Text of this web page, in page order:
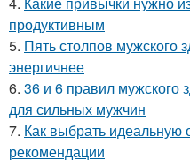
продуктивным
5. Пять столпов мужского
энергичнее
6. 36 и 6 правил мужского
для сильных мужчин
7. Как выбрать идеальную
рекомендации